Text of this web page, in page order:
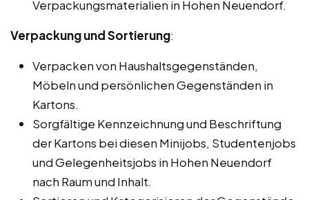
Verpackungsmaterialien in Hohen Neuendorf.
Verpackung und Sortierung:
Verpacken von Haushaltsgegenständen,
Möbeln und persönlichen Gegenständen in
Kartons.
Sorgfältige Kennzeichnung und Beschriftung
der Kartons bei diesen Minijobs, Studentenjobs
und Gelegenheitsjobs in Hohen Neuendorf
nach Raum und Inhalt.